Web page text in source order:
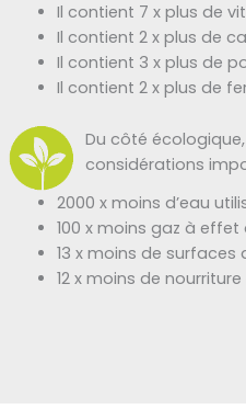
Il contient 7 x plus de
Il contient 2 x plus de
Il contient 3 x plus de
Il contient 2 x plus de
Du côté
considérations
2000 x moins d’eau
100 x moins gaz à
13 x moins de surfaces
12 x moins de